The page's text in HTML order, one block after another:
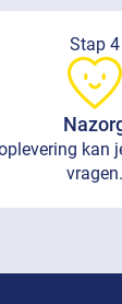
Stap 4
kan
vragen.